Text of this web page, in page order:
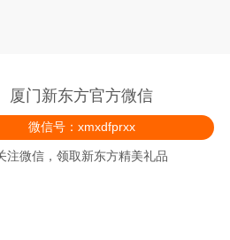
厦门新东方官方微信
微信号：xmxdfprxx
注微信，领取新东方精美礼品